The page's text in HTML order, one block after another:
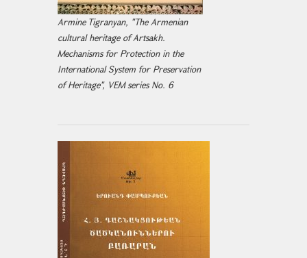
Armine Tigranyan, "The Armenian
cultural heritage of Artsakh.
Mechanisms for Protection in the
International System for Preservation
of Heritage", VEM series No. 6